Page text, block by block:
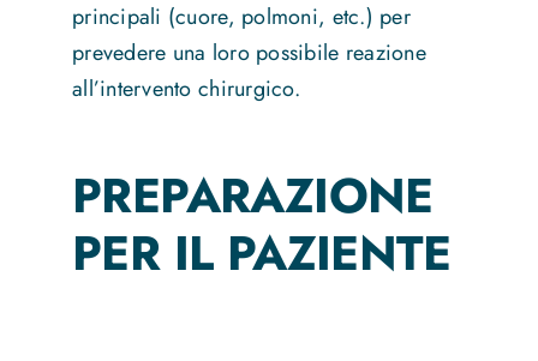
principali (cuore, polmoni, etc.) per
prevedere una loro possibile reazione
all’intervento chirurgico.
PREPARAZIONE
PER IL PAZIENTE